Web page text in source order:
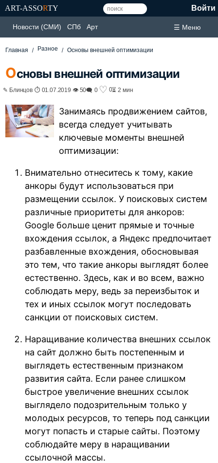
ART-ASSORTY Войти
Новости (СМИ) СПб Арт ☰ Меню
Главная Разное Основы внешней оптимизации
Основы внешней оптимизации
✎ Блинцов ⏱ 01.07.2019 👁 50🗨 0 ♡ 0⏳ 2 мин
Занимаясь продвижением сайтов,
всегда следует учитывать
ключевые моменты внешней
оптимизации:
Внимательно отнеситесь к тому, какие
анкоры будут использоваться при
размещении ссылок. У поисковых систем
различные приоритеты для анкоров:
Google больше ценит прямые и точные
вхождения ссылок, а Яндекс предпочитает
разбавленные вхождения, обосновывая
это тем, что такие анкоры выглядят более
естественно. Здесь, как и во всем, важно
соблюдать меру, ведь за переизбыток и
тех и иных ссылок могут последовать
санкции от поисковых систем.
Наращивание количества внешних ссылок
на сайт должно быть постепенным и
выглядеть естественным признаком
развития сайта. Если ранее слишком
быстрое увеличение внешних ссылок
выглядело подозрительным только у
молодых ресурсов, то теперь под санкции
могут попасть и старые сайты. Поэтому
соблюдайте меру в наращивании
ссылочной массы.